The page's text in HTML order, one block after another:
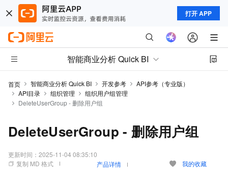
打开 APP
智能商业分析 Quick BI
首页 智能商业分析 Quick BI 开发参考
API参考（专业版）
API目录
组织管理
组织用户组管理
DeleteUserGroup - 删除用户组
DeleteUserGroup - 删除用户组
更新时间： 2025-11-04 08:35:10
复制 MD 格式
产品详情 我的收藏